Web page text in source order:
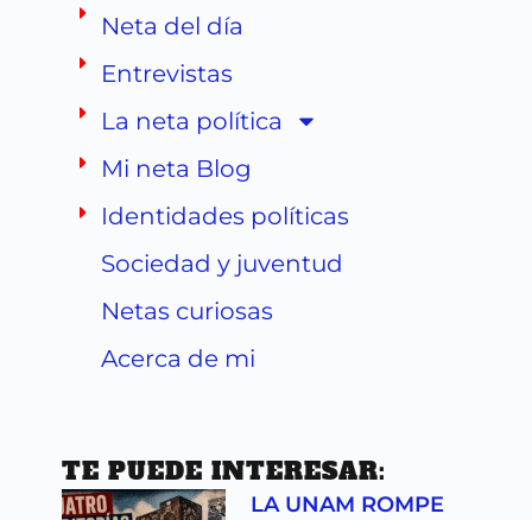
Neta del día
Entrevistas
La neta política
Mi neta Blog
Identidades políticas
Sociedad y juventud
Netas curiosas
Acerca de mi
TE PUEDE INTERESAR:
LA UNAM ROMPE